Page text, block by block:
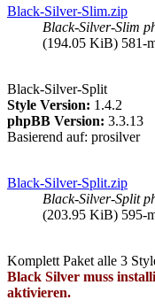
Black-Silver-Slim.zip
Black-Silver-Slim
(194.05 KiB) 581-
Black-Silver-Split
Style Version: 1.4.2
phpBB Version: 3.3.13
Basierend auf: prosilver
Black-Silver-Split.zip
Black-Silver-Split
(203.95 KiB) 595-
Komplett Paket alle 3
Black Silver muss
aktivieren.